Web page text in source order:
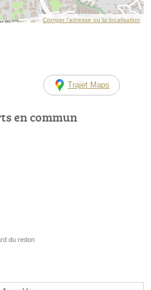
Corriger l’adresse ou la localisation
Trajet Maps
en commun
du redon